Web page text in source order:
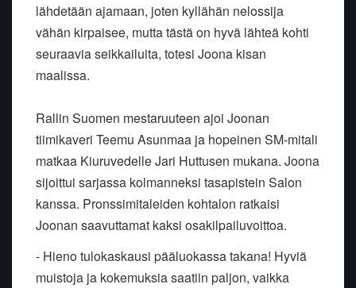
lähdetään ajamaan, joten kyllähän nelossija
vähän kirpaisee, mutta tästä on hyvä lähteä kohti
seuraavia seikkailuita, totesi Joona kisan
maalissa.
Rallin Suomen mestaruuteen ajoi Joonan
tiimikaveri Teemu Asunmaa ja hopeinen SM-mitali
matkaa Kiuruvedelle Jari Huttusen mukana. Joona
sijoittui sarjassa kolmanneksi tasapistein Salon
kanssa. Pronssimitaleiden kohtalon ratkaisi
Joonan saavuttamat kaksi osakilpailuvoittoa.
- Hieno tulokaskausi pääluokassa takana! Hyviä
muistoja ja kokemuksia saatiin paljon, vaikka